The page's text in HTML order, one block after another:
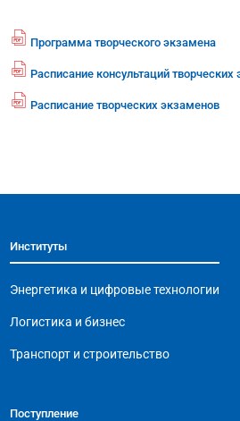
fil
e
p
df
Программа творческого экзамена
fil
e
n
Расписание консультаций творческих
ic
Расписание творческих экзаменов
Институты
Энергетика и цифровые технологии
Логистика и бизнес
Транспорт и строительство
Поступление